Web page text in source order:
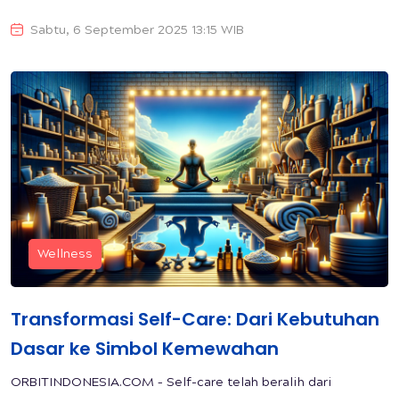
Sabtu, 6 September 2025 13:15 WIB
Wellness
Transformasi Self-Care: Dari Kebutuhan
Dasar ke Simbol Kemewahan
ORBITINDONESIA.COM – Self-care telah beralih dari